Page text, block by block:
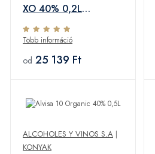
XO 40% 0,2L
vászonzsákban
Több információ
od 25 139 Ft
ALCOHOLES Y VINOS S.A |
KONYAK